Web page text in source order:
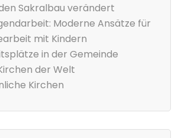
Sakralbau verändert
Moderne Ansätze für
mit Kindern
in der Gemeinde
der Welt
Kirchen